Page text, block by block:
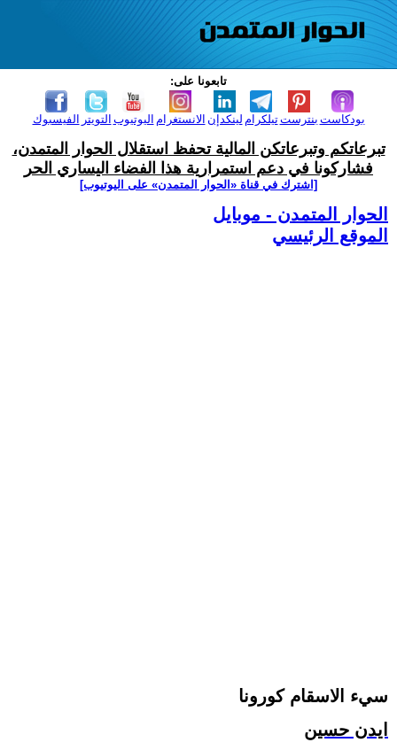
تابعونا على:
الفيسبوك التويتر اليوتيوب الانستغرام لينكدإن تيلكرامبنترست بودكاست
تبرعاتكم وتبرعاتكن المالية تحفظ استقلال الحوار المتمدن،
فشاركونا في دعم استمرارية هذا الفضاء اليساري الحر
[اشترك في قناة ‫«الحوار المتمدن» على اليوتيوب]
الحوار المتمدن - موبايل
الموقع الرئيسي
سيء الاسقام كورونا
ايدن حسين